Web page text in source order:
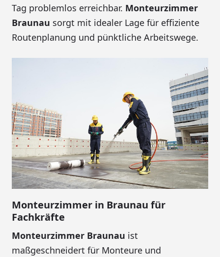
Tag problemlos erreichbar. Monteurzimmer
Braunau sorgt mit idealer Lage für effiziente
Routenplanung und pünktliche Arbeitswege.
Monteurzimmer in Braunau für
Fachkräfte
Monteurzimmer Braunau ist
maßgeschneidert für Monteure und